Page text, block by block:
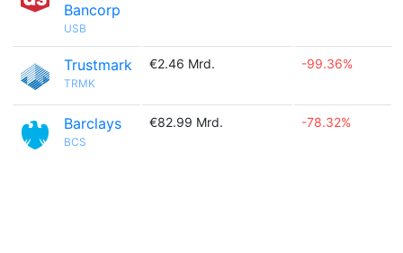
Bancorp
USB
Trustmark
TRMK
€2.46 Mrd. -99.36%
Barclays
BCS
€82.99 Mrd. -78.32%